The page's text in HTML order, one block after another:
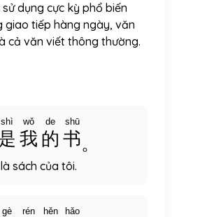
dụng cực kỳ phổ biến
giao tiếp hàng ngày, văn
cả văn viết thông thường.
shì
我
wǒ
的
de
书
shū
。
sách của tôi.
gè rén hěn hǎo